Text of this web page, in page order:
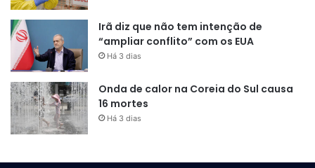
Irã diz que não tem intenção de
“ampliar conflito” com os EUA
Há 3 dias
Onda de calor na Coreia do Sul causa
16 mortes
Há 3 dias